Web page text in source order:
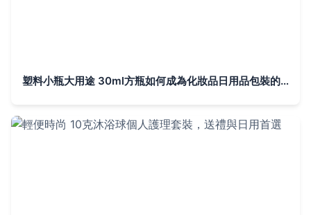
塑料小瓶大用途 30ml方瓶如何成為化妝品日用品包裝的“隱形冠軍”